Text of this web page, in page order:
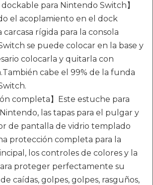
dockable para Nintendo Switch】
el acoplamiento en el dock
carcasa rígida para la consola
se puede colocar en la base y
colocarla y quitarla con
cabe el 99% de la funda
completa】Este estuche para
las tapas para el pulgar y
de pantalla de vidrio templado
protección completa para la
los controles de colores y la
proteger perfectamente su
caídas, golpes, golpes, rasguños,